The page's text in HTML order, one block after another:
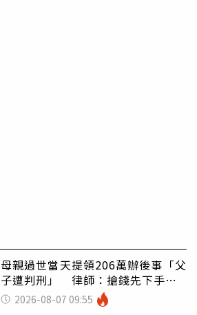
母親過世當天提領206萬辦後事「父
子遭判刑」 律師：搶錢先下手是
罪 2026-08-07 09:55